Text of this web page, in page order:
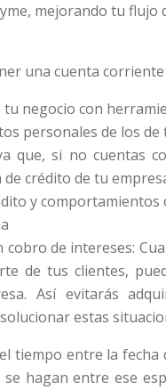
mejorando tu
una cuenta
negocio con
personales de los de
que, si no cuentas
crédito de tu
y
de intereses:
de tus clientes,
Así evitarás
estas
tiempo entre la fecha
hagan entre ese